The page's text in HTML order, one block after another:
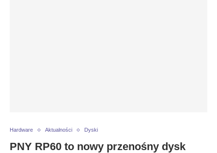
Hardware Aktualności Dyski
PNY RP60 to nowy przenośny dysk